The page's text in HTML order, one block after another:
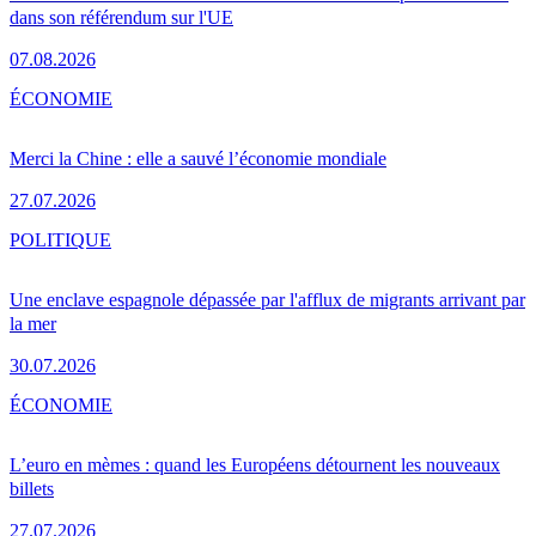
dans son référendum sur l'UE
07.08.2026
Merci la Chine : elle a sauvé l’économie mondiale
27.07.2026
ÉCONOMIE
Une enclave espagnole dépassée par l'afflux de migrants arrivant par
la mer
30.07.2026
POLITIQUE
L’euro en mèmes : quand les Européens détournent les nouveaux
billets
27.07.2026
ÉCONOMIE